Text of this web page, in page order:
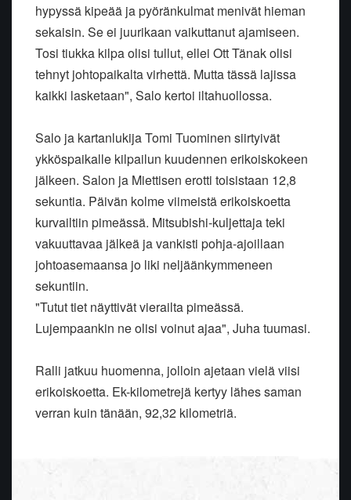
hypyssä kipeää ja pyöränkulmat menivät hieman
sekaisin. Se ei juurikaan vaikuttanut ajamiseen.
Tosi tiukka kilpa olisi tullut, ellei Ott Tänak olisi
tehnyt johtopaikalta virhettä. Mutta tässä lajissa
kaikki lasketaan", Salo kertoi iltahuollossa.
Salo ja kartanlukija Tomi Tuominen siirtyivät
ykköspaikalle kilpailun kuudennen erikoiskokeen
jälkeen. Salon ja Miettisen erotti toisistaan 12,8
sekuntia. Päivän kolme viimeistä erikoiskoetta
kurvailtiin pimeässä. Mitsubishi-kuljettaja teki
vakuuttavaa jälkeä ja vankisti pohja-ajoillaan
johtoasemaansa jo liki neljäänkymmeneen
sekuntiin.
"Tutut tiet näyttivät vierailta pimeässä.
Lujempaankin ne olisi voinut ajaa", Juha tuumasi.
Ralli jatkuu huomenna, jolloin ajetaan vielä viisi
erikoiskoetta. Ek-kilometrejä kertyy lähes saman
verran kuin tänään, 92,32 kilometriä.